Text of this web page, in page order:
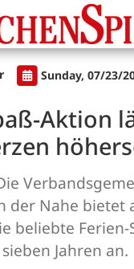
Sunday, 07/23/
Aktion
der Nahe bietet
beliebte
Jahren an.